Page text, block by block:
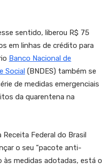
sentido, liberou R$ 75
em linhas de crédito para
Banco Nacional de
Social (BNDES) também se
de medidas emergenciais
da quarentena na
Federal do Brasil
o seu “pacote anti-
às medidas adotadas, está o